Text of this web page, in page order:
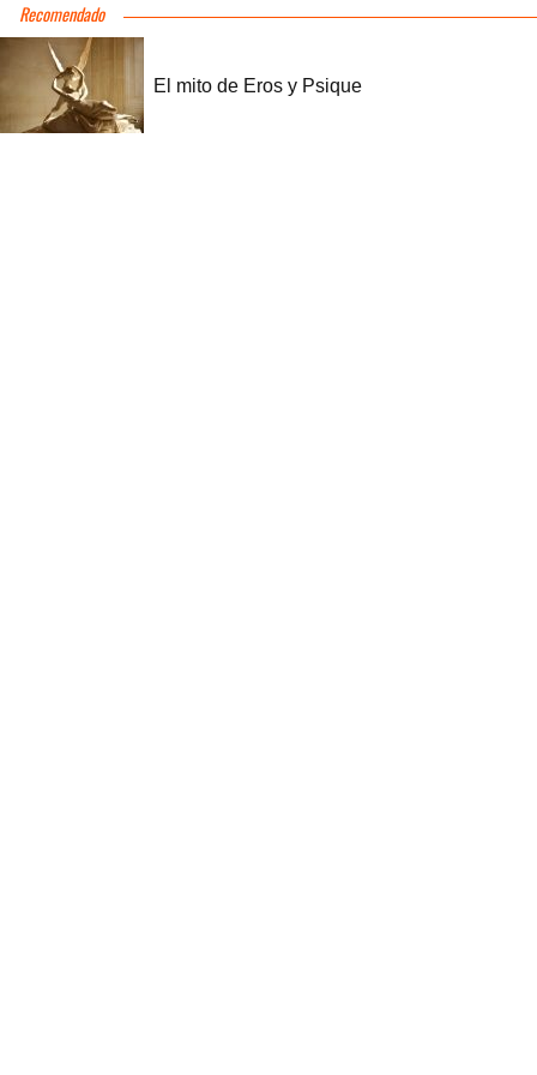
Recomendado
El mito de Eros y Psique